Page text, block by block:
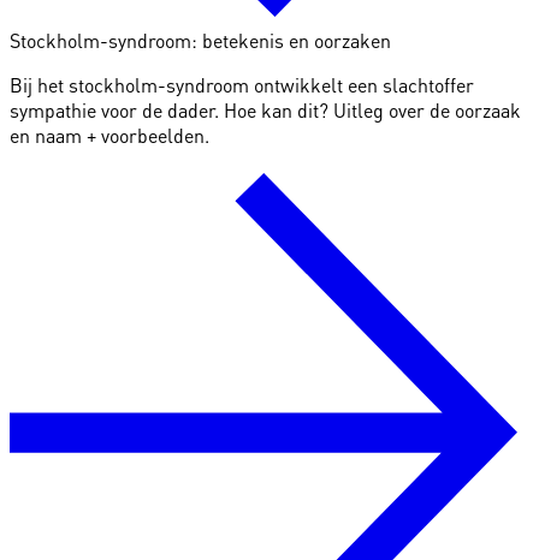
Stockholm-syndroom: betekenis en oorzaken
Bij het stockholm-syndroom ontwikkelt een slachtoffer
sympathie voor de dader. Hoe kan dit? Uitleg over de oorzaak
en naam + voorbeelden.